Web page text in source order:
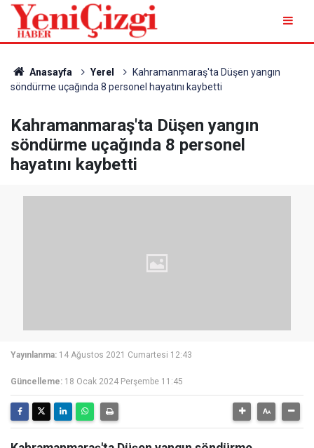
Anasayfa Yerel
Kahramanmaraş'ta Düşen yangın
söndürme uçağında 8 personel hayatını kaybetti
Kahramanmaraş'ta Düşen yangın
söndürme uçağında 8 personel
hayatını kaybetti
Yayınlanma: 14 Ağustos 2021 Cumartesi 12:43
Güncelleme: 18 Ocak 2024 Perşembe 11:45